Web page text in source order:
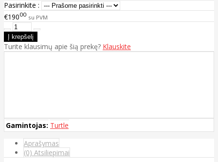
Pasirinkite :
€19000 su PVM
Turite klausimų apie šią prekę? Klauskite
Gamintojas: Turtle
Aprašymas
(0) Atsiliepimai